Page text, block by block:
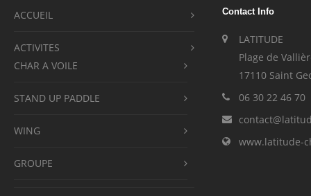
ACCUEIL
ACTIVITES
CHAR A VOILE
STAND UP PADDLE
WING
GROUPE
Contact Info
LATITUDE
Plage de
17110 Saint
06 30 22 46 70
www.latitude-